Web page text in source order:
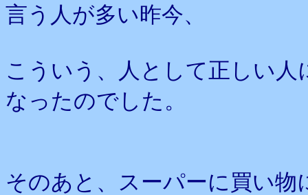
言う人が多い昨今、
こういう、人として正しい
なったのでした。
そのあと、スーパーに買い